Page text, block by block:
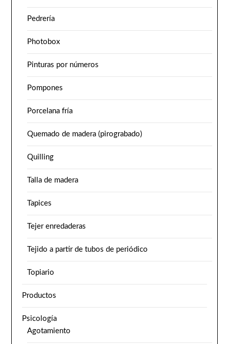
Pedrería
Photobox
Pinturas por números
Pompones
Porcelana fría
Quemado de madera (pirograbado)
Quilling
Talla de madera
Tapices
Tejer enredaderas
Tejido a partir de tubos de periódico
Topiario
Productos
Psicología
Agotamiento